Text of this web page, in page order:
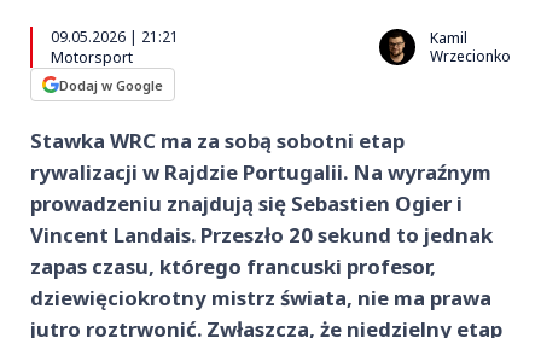
09.05.2026 | 21:21
Motorsport
Dodaj w Google
Kamil
Wrzecionko
Stawka WRC ma za sobą sobotni etap
rywalizacji w Rajdzie Portugalii. Na wyraźnym
prowadzeniu znajdują się Sebastien Ogier i
Vincent Landais. Przeszło 20 sekund to jednak
zapas czasu, którego francuski profesor,
dziewięciokrotny mistrz świata, nie ma prawa
jutro roztrwonić. Zwłaszcza, że niedzielny etap